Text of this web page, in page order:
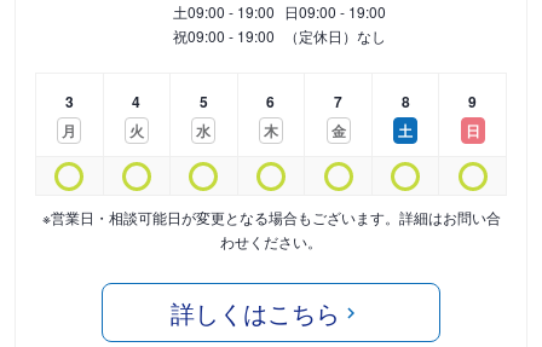
土09:00 - 19:00 日09:00 - 19:00
祝09:00 - 19:00 （定休日）なし
3
月
4
火
5
水
6
木
7
金
8
土
9
日
※営業日・相談可能日が変更となる場合もございます。詳細はお問い合
わせください。
詳しくはこちら